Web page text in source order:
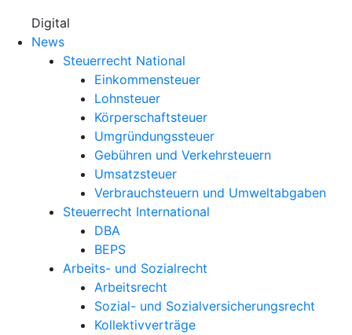
Digital
News
Steuerrecht National
Einkommensteuer
Lohnsteuer
Körperschaftsteuer
Umgründungssteuer
Gebühren und Verkehrsteuern
Umsatzsteuer
Verbrauchsteuern und Umweltabgaben
Steuerrecht International
DBA
BEPS
Arbeits- und Sozialrecht
Arbeitsrecht
Sozial- und Sozialversicherungsrecht
Kollektivverträge